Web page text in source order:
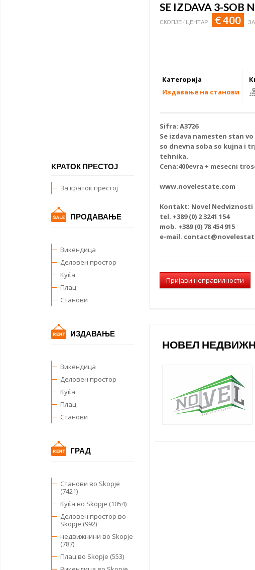
KРАТОК ПРЕСТОЈ
За краток престој
ПРОДАВАЊЕ
Викендица
Деловен простор
Куќа
Плац
Станови
ИЗДАВАЊЕ
Викендица
Деловен простор
Куќа
Плац
Станови
ГРАД
Станови во Skopje
(7421)
Куќа во Skopje (1054)
Деловен простор во
Skopje (992)
недвижнини во Skopje
(787)
Плац во Skopje (553)
SE IZDAVA 3-SOB
СКОПЈЕ / ЦЕНТАР € 400
Категорија
Издавање на станови
Sifra: А3726
Se izdava namesten stan vo
so dnevna soba so kujna i
tehnika.
Cena:400evra + mesecni
www.novelestate.com
Kontakt: Novel Nedviznosti
tel. +389 (0) 2 3241 154
mob. +389 (0) 78 454 915
e-mail.
Пријави неправилности
НОВЕЛ